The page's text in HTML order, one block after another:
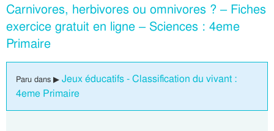
Carnivores, herbivores ou omnivores ? – Fiches
exercice gratuit en ligne – Sciences : 4eme
Primaire
Paru dans ▶ Jeux éducatifs - Classification du vivant :
4eme Primaire